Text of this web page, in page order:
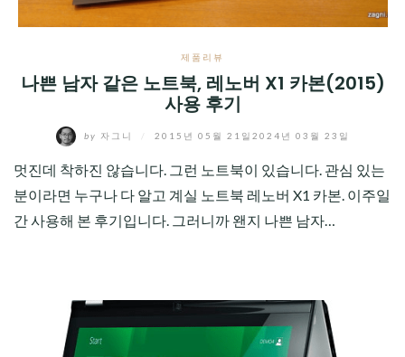
제품리뷰
나쁜 남자 같은 노트북, 레노버 X1 카본(2015)
사용 후기
by 자그니 2015년 05월 21일 2024년 03월 23일
멋진데 착하진 않습니다. 그런 노트북이 있습니다. 관심 있는
분이라면 누구나 다 알고 계실 노트북 레노버 X1 카본. 이주일
간 사용해 본 후기입니다. 그러니까 왠지 나쁜 남자…